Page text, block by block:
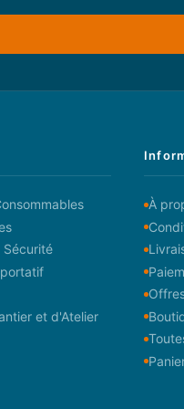
Sécurité
et d'Atelier
À